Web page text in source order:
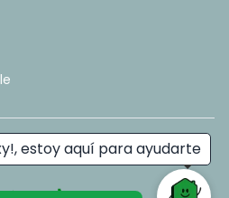
estoy aquí para ayudarte
reserved. - Hecho con ❤️ por